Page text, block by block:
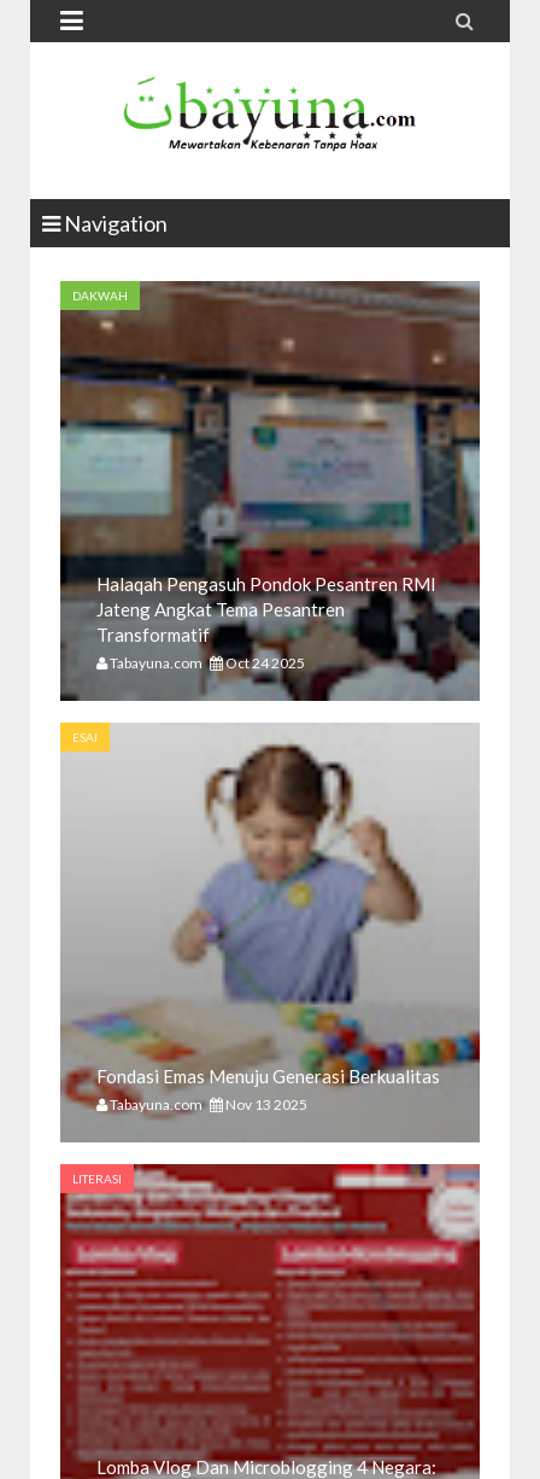
 
Navigation
DAKWAH
Halaqah Pengasuh Pondok Pesantren RMI
Jateng Angkat Tema Pesantren
Transformatif
Tabayuna.com Oct 24 2025
ESAI
Fondasi Emas Menuju Generasi Berkualitas
Tabayuna.com Nov 13 2025
LITERASI
Lomba Vlog Dan Microblogging 4 Negara: